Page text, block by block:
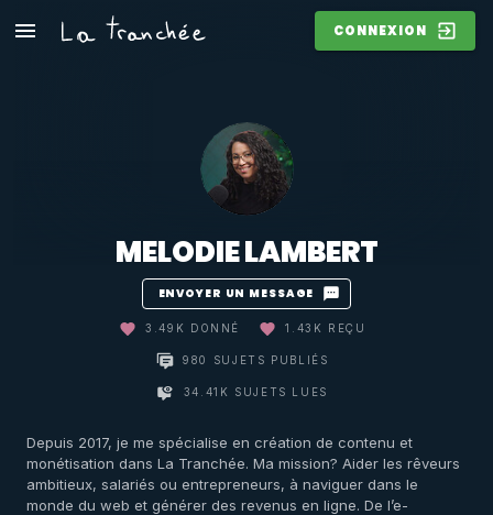
CONNEXION
MELODIE LAMBERT
ENVOYER UN MESSAGE
3.49K DONNÉ 1.43K REÇU
980 SUJETS PUBLIÉS
34.41K SUJETS LUES
Depuis 2017, je me spécialise en création de contenu et
monétisation dans La Tranchée. Ma mission? Aider les rêveurs
ambitieux, salariés ou entrepreneurs, à naviguer dans le
monde du web et générer des revenus en ligne. De l’e-